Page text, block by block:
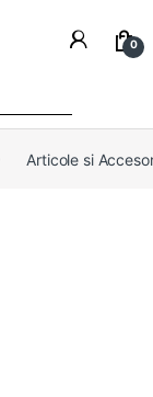
0
Articole si